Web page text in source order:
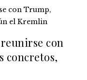
con
concretos,